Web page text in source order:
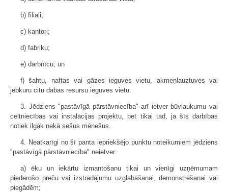
b) filiāli;
c) kantori;
d) fabriku;
e) darbnīcu; un
f) šahtu, naftas vai gāzes ieguves vietu, akmeņlauztuves vai
jebkuru citu dabas resursu ieguves vietu.
3. Jēdziens "pastāvīgā pārstāvniecība" arī ietver būvlaukumu vai
celtniecības vai instalācijas projektu, bet tikai tad, ja šīs darbības
notiek ilgāk nekā sešus mēnešus.
4. Neatkarīgi no šī panta iepriekšējo punktu noteikumiem jēdziens
"pastāvīgā pārstāvniecība" neietver:
a) ēku un iekārtu izmantošanu tikai un vienīgi uzņēmumam
piederošo preču vai izstrādājumu uzglabāšanai, demonstrēšanai vai
piegādēm;